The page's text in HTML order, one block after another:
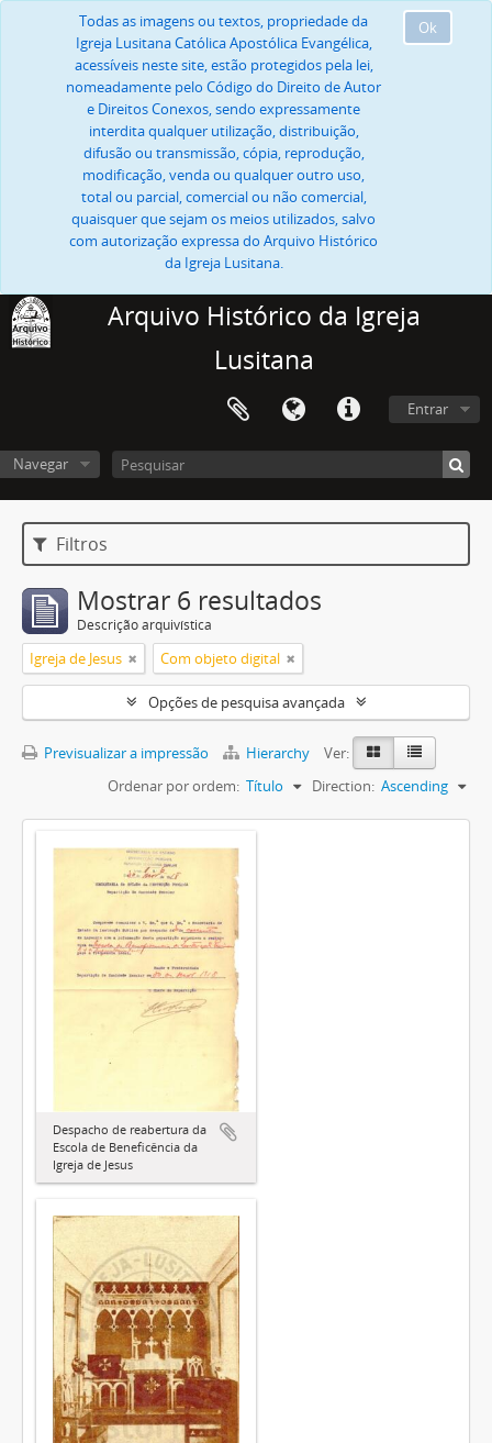
Ok
Todas as imagens ou textos, propriedade da
Igreja Lusitana Católica Apostólica Evangélica,
acessíveis neste site, estão protegidos pela lei,
nomeadamente pelo Código do Direito de Autor
e Direitos Conexos, sendo expressamente
interdita qualquer utilização, distribuição,
difusão ou transmissão, cópia, reprodução,
modificação, venda ou qualquer outro uso,
total ou parcial, comercial ou não comercial,
quaisquer que sejam os meios utilizados, salvo
com autorização expressa do Arquivo Histórico
da Igreja Lusitana.
Arquivo Histórico da Igreja
Lusitana
Entrar
Navegar
Filtros
Mostrar 6 resultados
Descrição arquivística
Igreja de Jesus Com objeto digital
Opções de pesquisa avançada
Previsualizar a impressão Hierarchy
Ver:
Ordenar por ordem: Título Direction: Ascending
Despacho de reabertura da
Escola de Beneficência da
Igreja de Jesus